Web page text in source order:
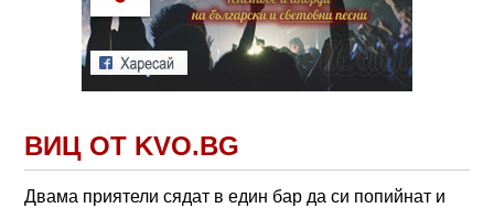
ВИЦ ОТ KVO.BG
Двама приятели сядат в един бар да си попийнат и